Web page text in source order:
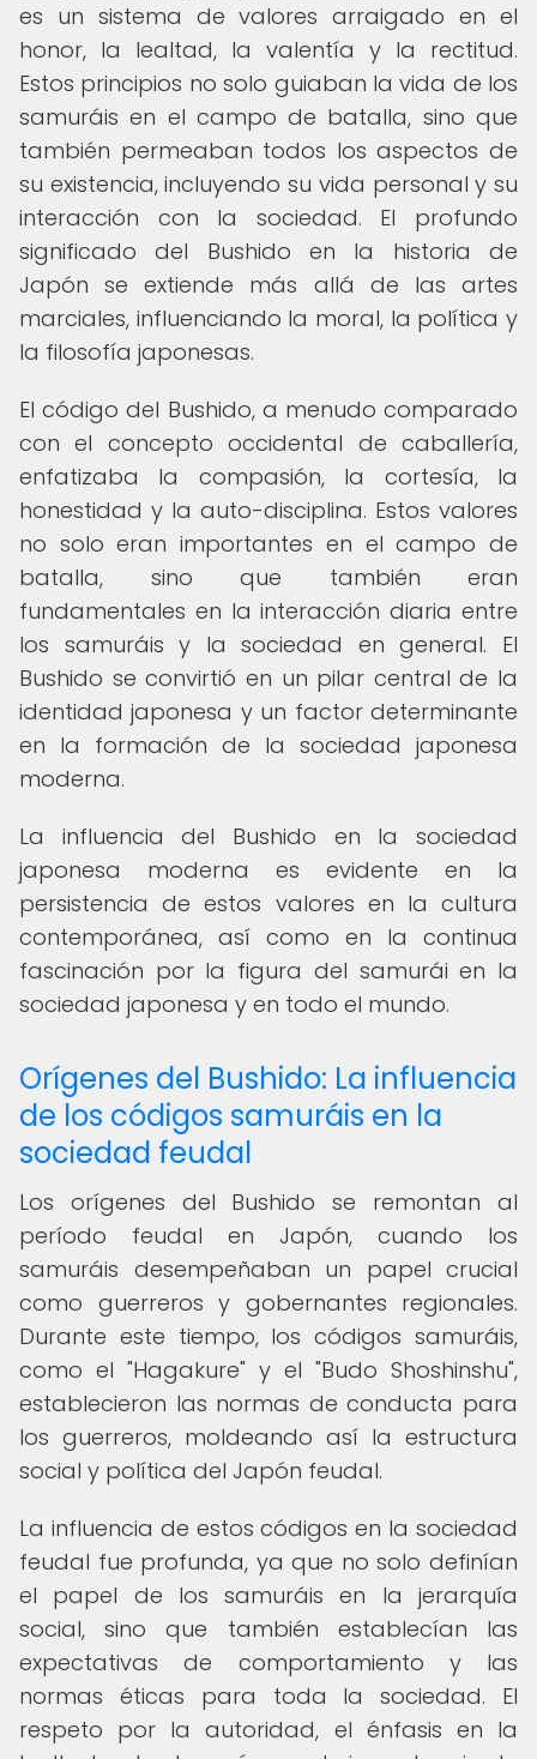
es un sistema de valores arraigado en el
honor, la lealtad, la valentía y la rectitud.
Estos principios no solo guiaban la vida de los
samuráis en el campo de batalla, sino que
también permeaban todos los aspectos de
su existencia, incluyendo su vida personal y su
interacción con la sociedad. El profundo
significado del Bushido en la historia de
Japón se extiende más allá de las artes
marciales, influenciando la moral, la política y
la filosofía japonesas.
El código del Bushido, a menudo comparado
con el concepto occidental de caballería,
enfatizaba la compasión, la cortesía, la
honestidad y la auto-disciplina. Estos valores
no solo eran importantes en el campo de
batalla, sino que también eran
fundamentales en la interacción diaria entre
los samuráis y la sociedad en general. El
Bushido se convirtió en un pilar central de la
identidad japonesa y un factor determinante
en la formación de la sociedad japonesa
moderna.
La influencia del Bushido en la sociedad
japonesa moderna es evidente en la
persistencia de estos valores en la cultura
contemporánea, así como en la continua
fascinación por la figura del samurái en la
sociedad japonesa y en todo el mundo.
Orígenes del Bushido: La influencia
de los códigos samuráis en la
sociedad feudal
Los orígenes del Bushido se remontan al
período feudal en Japón, cuando los
samuráis desempeñaban un papel crucial
como guerreros y gobernantes regionales.
Durante este tiempo, los códigos samuráis,
como el "Hagakure" y el "Budo Shoshinshu",
establecieron las normas de conducta para
los guerreros, moldeando así la estructura
social y política del Japón feudal.
La influencia de estos códigos en la sociedad
feudal fue profunda, ya que no solo definían
el papel de los samuráis en la jerarquía
social, sino que también establecían las
expectativas de comportamiento y las
normas éticas para toda la sociedad. El
respeto por la autoridad, el énfasis en la